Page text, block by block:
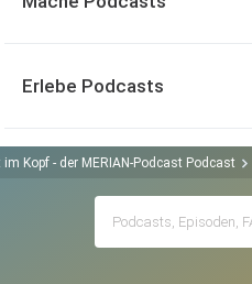
Erlebe Podcasts
im Kopf - der MERIAN-Podcast Podcast